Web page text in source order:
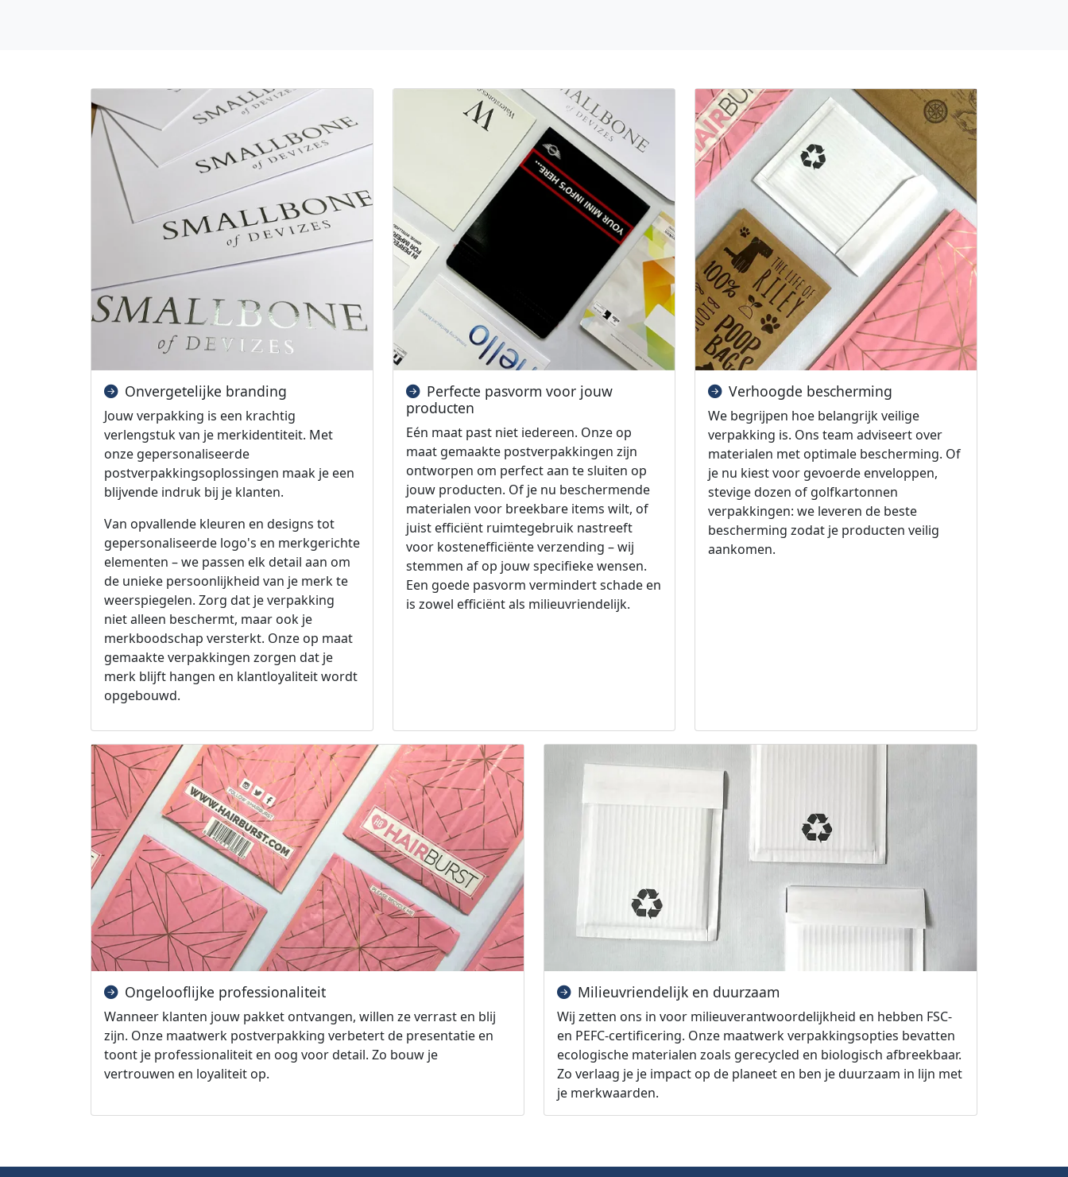
Onvergetelijke branding
Jouw verpakking is een krachtig
verlengstuk van je merkidentiteit. Met
onze gepersonaliseerde
postverpakkingsoplossingen maak je een
blijvende indruk bij je klanten.
Van opvallende kleuren en designs tot
gepersonaliseerde logo's en merkgerichte
elementen – we passen elk detail aan om
de unieke persoonlijkheid van je merk te
weerspiegelen. Zorg dat je verpakking
niet alleen beschermt, maar ook je
merkboodschap versterkt. Onze op maat
gemaakte verpakkingen zorgen dat je
merk blijft hangen en klantloyaliteit wordt
opgebouwd.
Perfecte pasvorm voor jouw
producten
Eén maat past niet iedereen. Onze op
maat gemaakte postverpakkingen zijn
ontworpen om perfect aan te sluiten op
jouw producten. Of je nu beschermende
materialen voor breekbare items wilt, of
juist efficiënt ruimtegebruik nastreeft
voor kostenefficiënte verzending – wij
stemmen af op jouw specifieke wensen.
Een goede pasvorm vermindert schade en
is zowel efficiënt als milieuvriendelijk.
Verhoogde bescherming
We begrijpen hoe belangrijk veilige
verpakking is. Ons team adviseert over
materialen met optimale bescherming. Of
je nu kiest voor gevoerde enveloppen,
stevige dozen of golfkartonnen
verpakkingen: we leveren de beste
bescherming zodat je producten veilig
aankomen.
Ongelooflijke professionaliteit
Wanneer klanten jouw pakket ontvangen, willen ze verrast en blij
zijn. Onze maatwerk postverpakking verbetert de presentatie en
toont je professionaliteit en oog voor detail. Zo bouw je
vertrouwen en loyaliteit op.
Milieuvriendelijk en duurzaam
Wij zetten ons in voor milieuverantwoordelijkheid en hebben FSC-
en PEFC-certificering. Onze maatwerk verpakkingsopties bevatten
ecologische materialen zoals gerecycled en biologisch afbreekbaar.
Zo verlaag je je impact op de planeet en ben je duurzaam in lijn met
je merkwaarden.